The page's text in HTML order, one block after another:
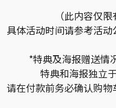
（此内容仅
具体活动时间请参考活动
*特典及海报赠送情
特典和海报独立
请在付款前务必确认购物